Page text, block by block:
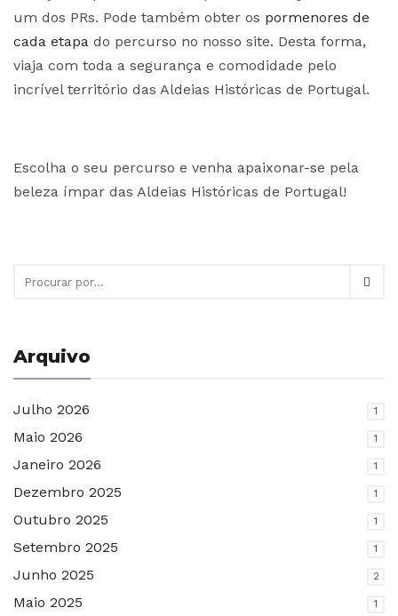
um dos PRs. Pode também obter os pormenores de
cada etapa do percurso no nosso site. Desta forma,
viaja com toda a segurança e comodidade pelo
incrível território das Aldeias Históricas de Portugal.
Escolha o seu percurso e venha apaixonar-se pela
beleza ímpar das Aldeias Históricas de Portugal!
Arquivo
Julho 2026 1
Maio 2026 1
Janeiro 2026 1
Dezembro 2025 1
Outubro 2025 1
Setembro 2025 1
Junho 2025 2
Maio 2025 1